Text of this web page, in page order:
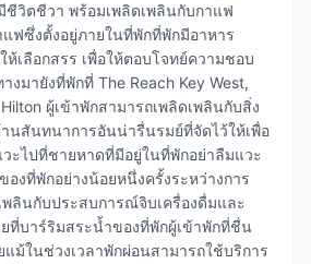
วิตชีวา พร้อมเพลิดเพลินกับกาแฟ
ฟซึ่งตั้งอยู่ภายในที่พักที่พักมีอาหาร
เลือกสรร เพื่อให้ตอบโจทย์ความชอบ
มายังที่พักที่ The Reach Key West,
ผู้เข้าพักสามารถเพลิดเพลินกับสิ่ง
นสันทนาการอันน่ารื่นรมย์ที่จัดไว้ให้เพื่อ
ะไปที่ชายหาดที่มีอยู่ในที่พักอย่าลืมแวะ
องที่พักอย่างน้อยหนึ่งครั้งระหว่างการ
ลินกับประสบการณ์จิบเครื่องดื่มและ
ที่บาร์ริมสระน้ำของที่พักผู้เข้าพักที่ชื่น
แม้ในช่วงเวลาพักผ่อนสามารถใช้บริการ